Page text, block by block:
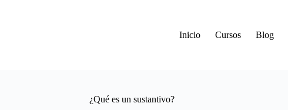
Inicio Cursos Blog
¿Qué es un sustantivo?